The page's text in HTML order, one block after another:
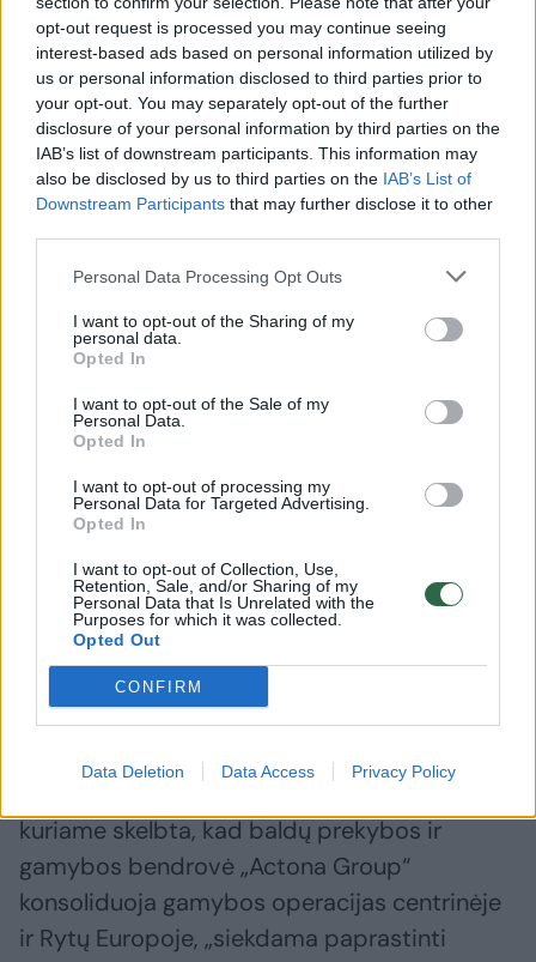
opt-out request is processed you may continue seeing
interest-based ads based on personal information utilized by
us or personal information disclosed to third parties prior to
your opt-out. You may separately opt-out of the further
disclosure of your personal information by third parties on the
IAB’s list of downstream participants. This information may
also be disclosed by us to third parties on the IAB’s List of
Downstream Participants that may further disclose it to other
Personal Data Processing Opt Outs
I want to opt-out of the Sharing of my
personal data.
Opted In
I want to opt-out of the Sale of my
Personal Data.
Opted In
I want to opt-out of processing my
Personal Data for Targeted Advertising.
Opted In
I want to opt-out of Collection, Use,
Retention, Sale, and/or Sharing of my
Personal Data that Is Unrelated with the
Purposes for which it was collected.
Opted Out
CONFIRM
Data Deletion Data Access Privacy Policy
Bankrutuoja ilgametė
statybų įmonė: atleidžia
visus darbuotojus(1)
Nuo
įsigyjant
bus
Bendrovė taip pat skelbia, kad „Actona
Lithuania“ iki 2024 m. sausio 2 d. veikė kaip
UAB „Theca Furniture“) – minkštųjų baldų
gamybos įmonė, bendrovės „Actona Group“
dalis.
Veikiantys gamybos padaliniai yra įsteigti
dviejose gamyklose Lietuvoje (Kaune ir
Alytuje).
kuriame skelbta, kad baldų prekybos ir
gamybos bendrovė „Actona Group“
konsoliduoja gamybos operacijas centrinėje
ir Rytų Europoje, „siekdama paprastinti